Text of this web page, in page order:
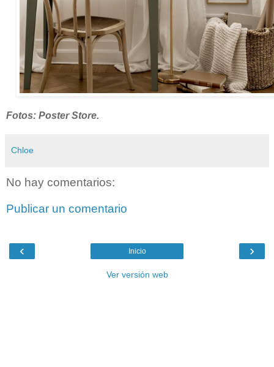
Fotos: Poster Store.
Chloe
No hay comentarios:
Publicar un comentario
‹ ›
Inicio
Ver versión web